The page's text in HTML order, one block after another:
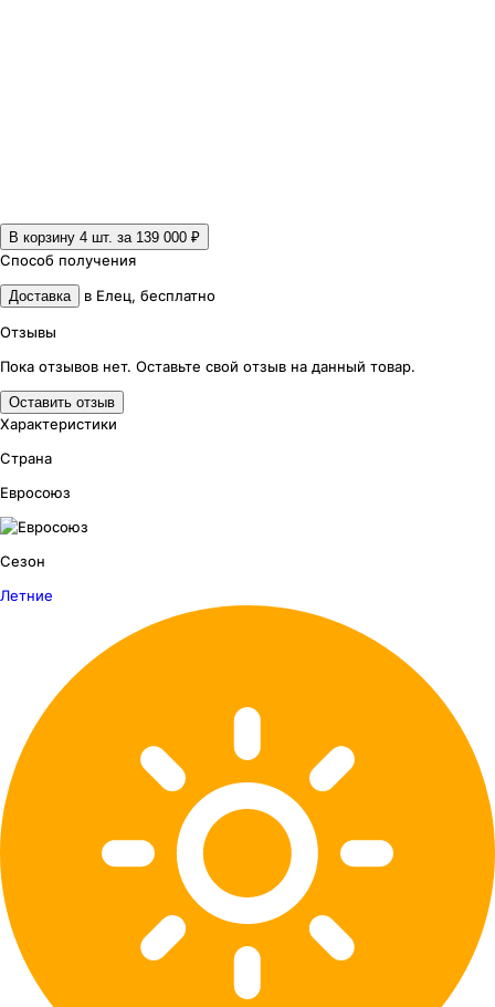
В корзину 4 шт. за 139 000 ₽
Способ получения
Доставка в Елец, бесплатно
Отзывы
Пока отзывов нет. Оставьте свой отзыв на данный товар.
Оставить отзыв
Характеристики
Страна
Евросоюз
Сезон
Летние